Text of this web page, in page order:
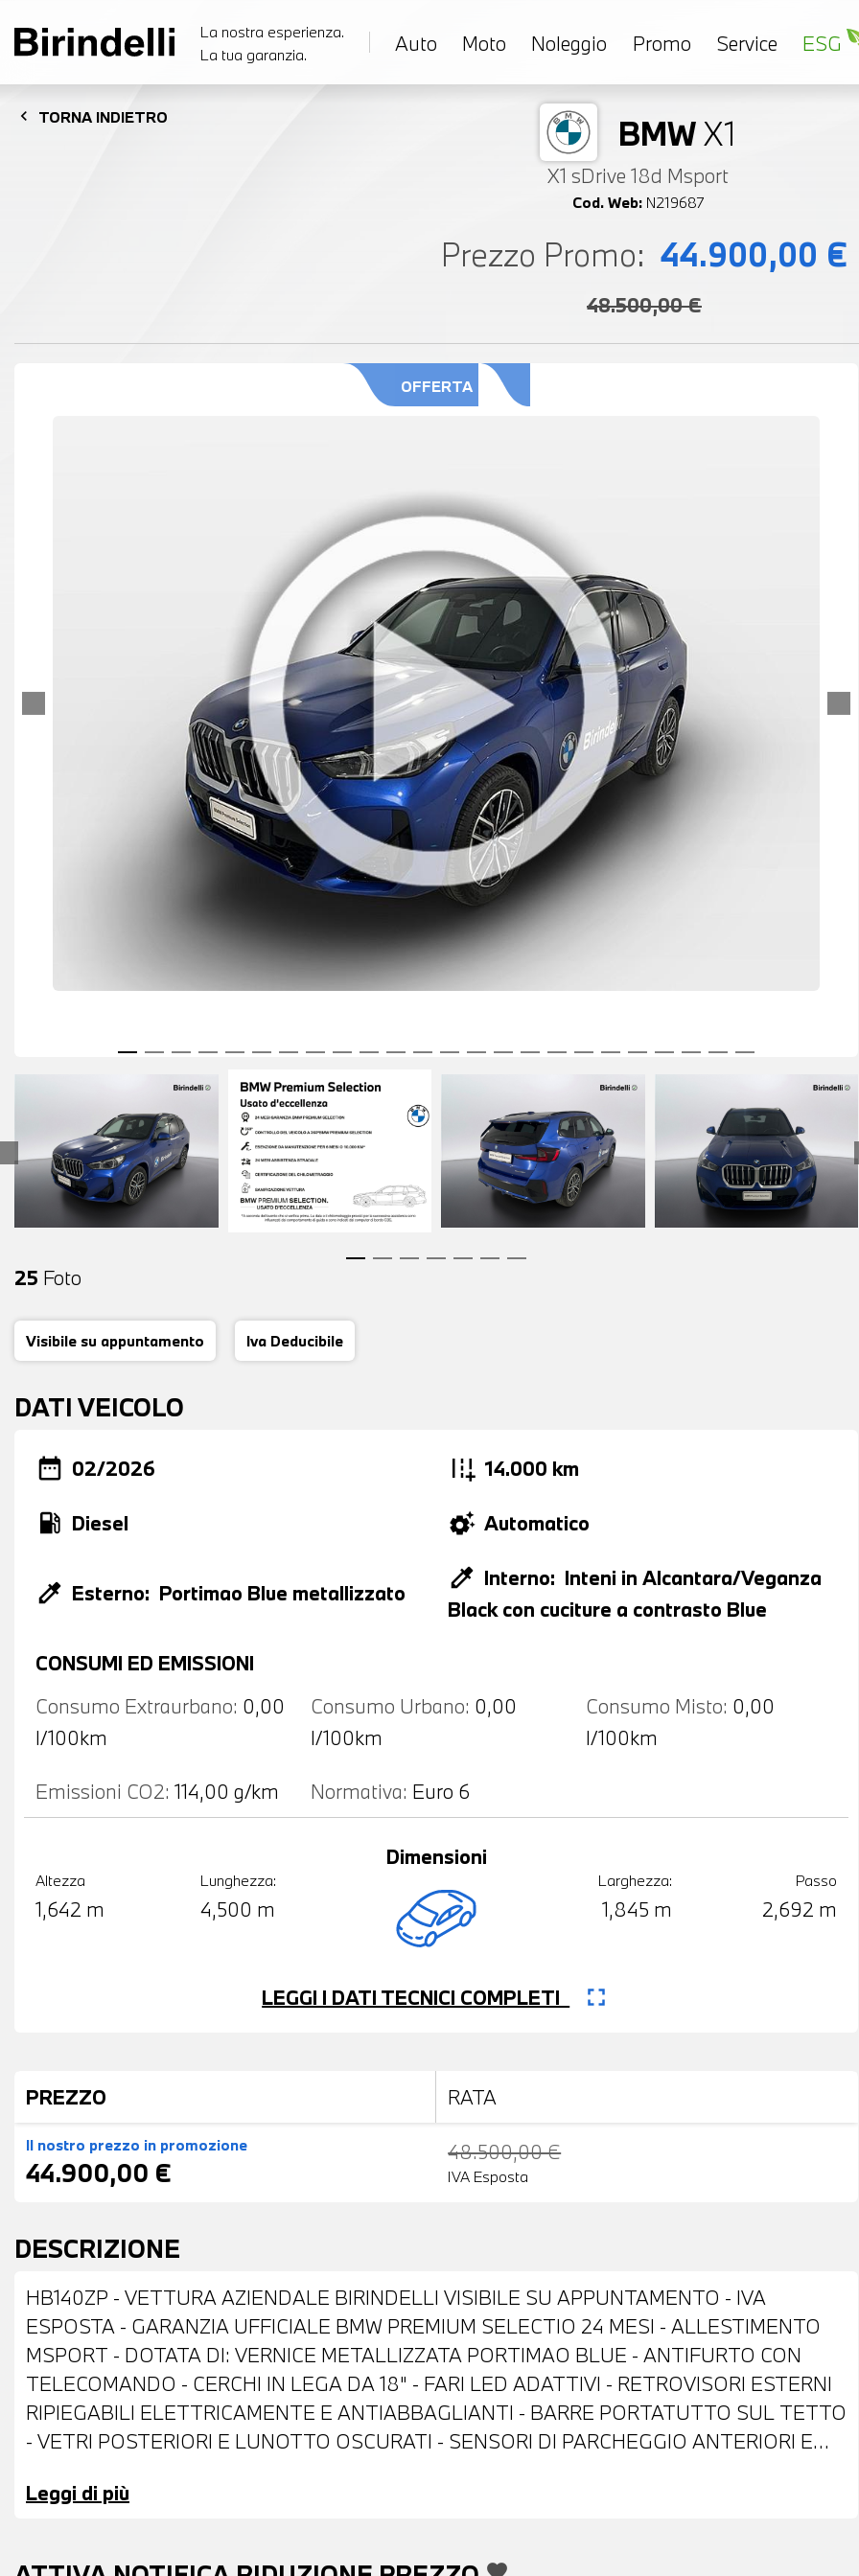
La nostra esperienza.
La tua garanzia.
Auto Moto Noleggio Promo Service ESG
chevron_left TORNA INDIETRO BMWX1
X1 sDrive 18d Msport
Cod. Web: N219687
Prezzo Promo: 44.900,00 €
48.500,00 €
OFFERTA
25 Foto
Visibile su appuntamento Iva Deducibile
DATI VEICOLO
date_range 02/2026 add_road 14.000 km
local_gas_station Diesel settings_suggestAutomatico
colorize Esterno: Portimao Blue metallizzato
colorize Interno: Inteni in Alcantara/Veganza
Black con cuciture a contrasto Blue
CONSUMI ED EMISSIONI
Consumo Extraurbano: 0,00
l/100km
Consumo Urbano: 0,00
l/100km
Consumo Misto: 0,00
l/100km
Emissioni CO2: 114,00 g/km Normativa: Euro 6
Altezza
1,642 m
Lunghezza:
4,500 m
Dimensioni
Larghezza:
1,845 m
Passo
2,692 m
LEGGI I DATI TECNICI COMPLETI fullscreen
PREZZO RATA
Il nostro prezzo in promozione
44.900,00 €
48.500,00 €
IVA Esposta
DESCRIZIONE
HB140ZP - VETTURA AZIENDALE BIRINDELLI VISIBILE SU APPUNTAMENTO - IVA
ESPOSTA - GARANZIA UFFICIALE BMW PREMIUM SELECTIO 24 MESI - ALLESTIMENTO
MSPORT - DOTATA DI: VERNICE METALLIZZATA PORTIMAO BLUE - ANTIFURTO CON
TELECOMANDO - CERCHI IN LEGA DA 18" - FARI LED ADATTIVI - RETROVISORI ESTERNI
RIPIEGABILI ELETTRICAMENTE E ANTIABBAGLIANTI - BARRE PORTATUTTO SUL TETTO
- VETRI POSTERIORI E LUNOTTO OSCURATI - SENSORI DI PARCHEGGIO ANTERIORI E
ALCANTARA MISTO PELLE VEGANZA NERA - VOLANTE SPORTIVO M IN PELLE CON
VOLANTE - ACTIVE GUARD - NAVIGATORE - BLUETOOTH - USB - COMPATIBILITA' CON
Leggi di più